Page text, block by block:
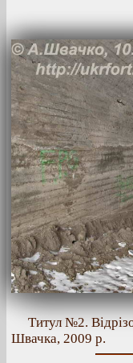
Титул №2.
Швачка, 2009 р.